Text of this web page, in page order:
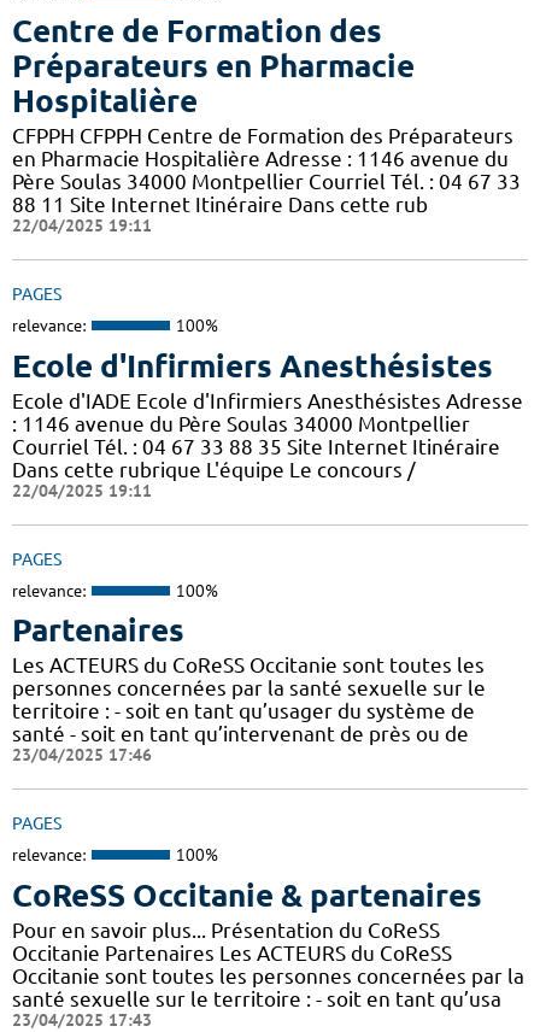
Centre de Formation des
Préparateurs en Pharmacie
Hospitalière
CFPPH CFPPH Centre de Formation des Préparateurs
en Pharmacie Hospitalière Adresse : 1146 avenue du
Père Soulas 34000 Montpellier Courriel Tél. : 04 67 33
88 11 Site Internet Itinéraire Dans cette rub
22/04/2025 19:11
PAGES
relevance: 100%
Ecole d'Infirmiers Anesthésistes
Ecole d'IADE Ecole d'Infirmiers Anesthésistes Adresse
: 1146 avenue du Père Soulas 34000 Montpellier
Courriel Tél. : 04 67 33 88 35 Site Internet Itinéraire
Dans cette rubrique L'équipe Le concours /
22/04/2025 19:11
PAGES
relevance: 100%
Partenaires
Les ACTEURS du CoReSS Occitanie sont toutes les
personnes concernées par la santé sexuelle sur le
territoire : - soit en tant qu’usager du système de
santé - soit en tant qu’intervenant de près ou de
23/04/2025 17:46
PAGES
relevance: 100%
CoReSS Occitanie & partenaires
Pour en savoir plus... Présentation du CoReSS
Occitanie Partenaires Les ACTEURS du CoReSS
Occitanie sont toutes les personnes concernées par la
santé sexuelle sur le territoire : - soit en tant qu’usa
23/04/2025 17:43